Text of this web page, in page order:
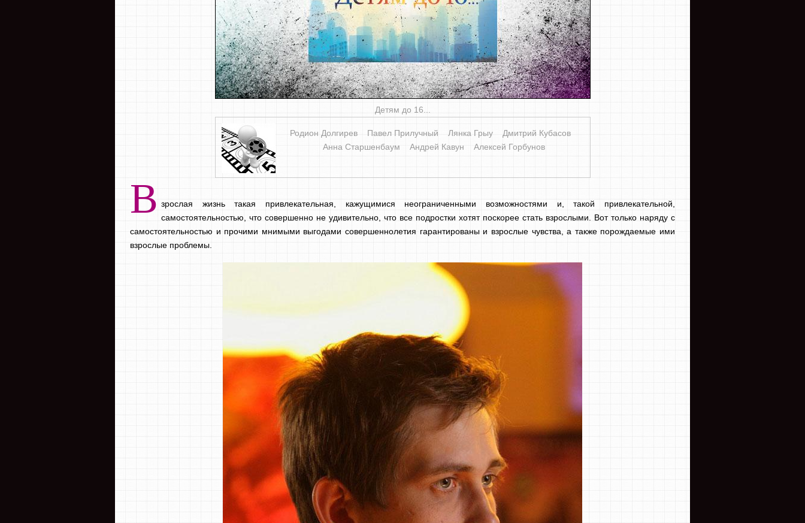
Детям до 16...
Родион Долгирев Павел Прилучный Лянка Грыу
Дмитрий Кубасов
Анна Старшенбаум
Андрей Кавун Алексей Горбунов
В зрослая жизнь такая привлекательная, кажущимися неограниченными возможностями и, такой привлекательной,
самостоятельностью, что совершенно не удивительно, что все подростки хотят поскорее стать взрослыми. Вот только наряду с
самостоятельностью и прочими мнимыми выгодами совершеннолетия гарантированы и взрослые чувства, а также порождаемые ими
взрослые проблемы.